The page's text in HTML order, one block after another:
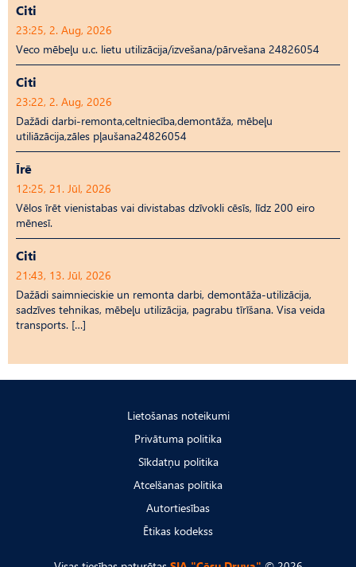
Citi
23:25, 2. Aug, 2026
Veco mēbeļu u.c. lietu utilizācija/izvešana/pārvešana 24826054
Citi
23:22, 2. Aug, 2026
Dažādi darbi-remonta,celtniecība,demontāža, mēbeļu
utiliāzācija,zāles pļaušana24826054
Īrē
12:25, 21. Jūl, 2026
Vēlos īrēt vienistabas vai divistabas dzīvokli cēsīs, līdz 200 eiro
mēnesī.
Citi
21:43, 13. Jūl, 2026
Dažādi saimnieciskie un remonta darbi, demontāža-utilizācija,
sadzīves tehnikas, mēbeļu utilizācija, pagrabu tīrīšana. Visa veida
transports. […]
Lietošanas noteikumi
Privātuma politika
Sīkdatņu politika
Atcelšanas politika
Autortiesības
Ētikas kodekss